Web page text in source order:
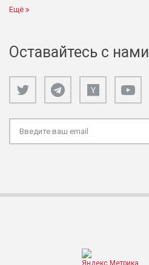
Ещё
Оставайтесь с нами